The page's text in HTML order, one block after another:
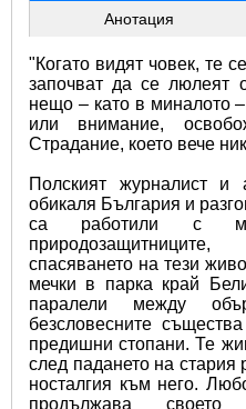
Анотация
"Когато видят човек, те
започват да се люлеят
нещо – като в миналото
или внимание,
Страдание, което вече
Полският журналист и
обикаля България и
са работили с
спасяването на тези
мечки в парка край
паралели между
безсловесните
предишни стопани. Те
след падането на стария
носталгия към него.
продължава